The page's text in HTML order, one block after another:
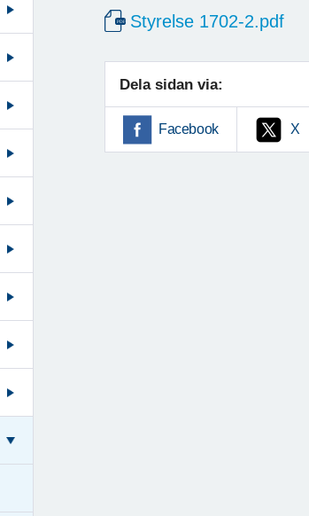
Styrelse 1702-2.pdf
Dela sidan via:
Facebook X